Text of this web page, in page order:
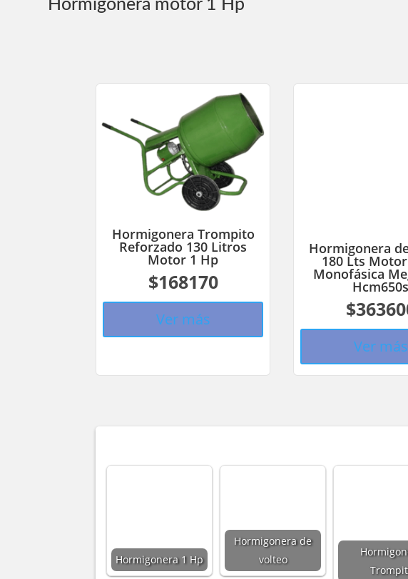
Hormigonera motor 1 Hp
Hormigonera Trompito
Reforzado 130 Litros
Motor 1 Hp
$168170
Ver más
Hormigonera
180 Lts
Monofásica
Ver más
Hormigonera 1 Hp
Hormigonera de
volteo